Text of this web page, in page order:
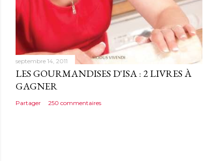
septembre 14, 2011
LES GOURMANDISES D'ISA : 2 LIVRES À
GAGNER
Partager 250 commentaires